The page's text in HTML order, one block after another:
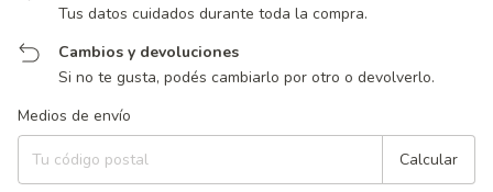
Tus datos cuidados durante toda la compra.
Cambios y devoluciones
Si no te gusta, podés cambiarlo por otro o devolverlo.
Entregas para el CP:
Medios de envío
Calcular